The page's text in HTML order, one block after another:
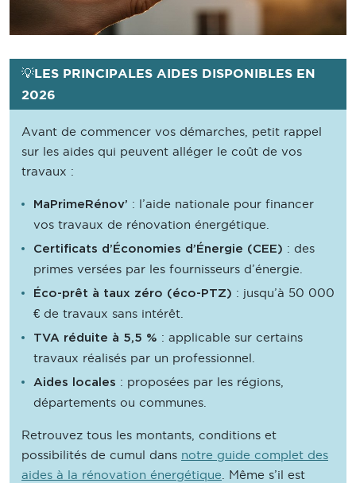
💡LES PRINCIPALES AIDES DISPONIBLES EN
2026
Avant de commencer vos démarches, petit rappel
sur les aides qui peuvent alléger le coût de vos
travaux :
MaPrimeRénov’ : l’aide nationale pour financer
vos travaux de rénovation énergétique.
Certificats d’Économies d’Énergie (CEE) : des
primes versées par les fournisseurs d’énergie.
Éco-prêt à taux zéro (éco-PTZ) : jusqu’à 50 000
€ de travaux sans intérêt.
TVA réduite à 5,5 % : applicable sur certains
travaux réalisés par un professionnel.
Aides locales : proposées par les régions,
départements ou communes.
Retrouvez tous les montants, conditions et
possibilités de cumul dans notre guide complet des
aides à la rénovation énergétique . Même s’il est